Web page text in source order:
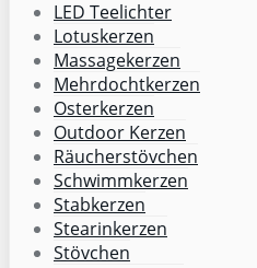
LED Teelichter
Lotuskerzen
Massagekerzen
Mehrdochtkerzen
Osterkerzen
Outdoor Kerzen
Räucherstövchen
Schwimmkerzen
Stabkerzen
Stearinkerzen
Stövchen